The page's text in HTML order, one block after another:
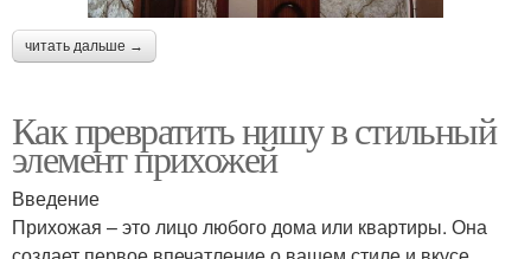
читать дальше →
Как превратить нишу в стильный
элемент прихожей
Введение
Прихожая – это лицо любого дома или квартиры. Она